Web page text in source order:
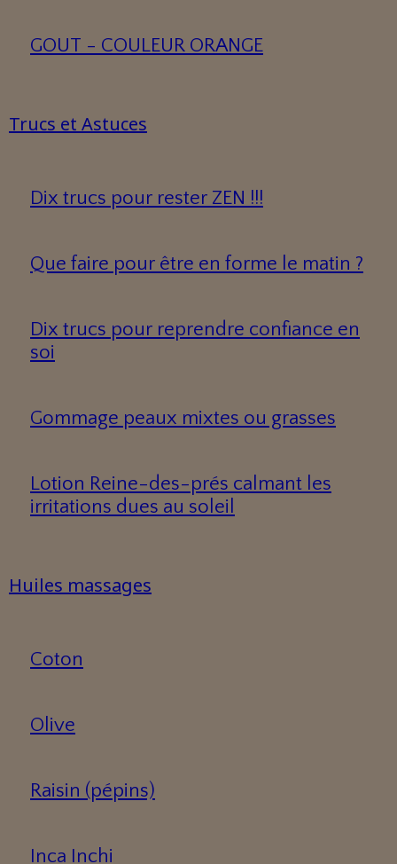
GOUT - COULEUR ORANGE
Trucs et Astuces
Dix trucs pour rester ZEN !!!
Que faire pour être en forme le matin ?
Dix trucs pour reprendre confiance en
soi
Gommage peaux mixtes ou grasses
Lotion Reine-des-prés calmant les
irritations dues au soleil
Huiles massages
Coton
Olive
Raisin (pépins)
Inca Inchi